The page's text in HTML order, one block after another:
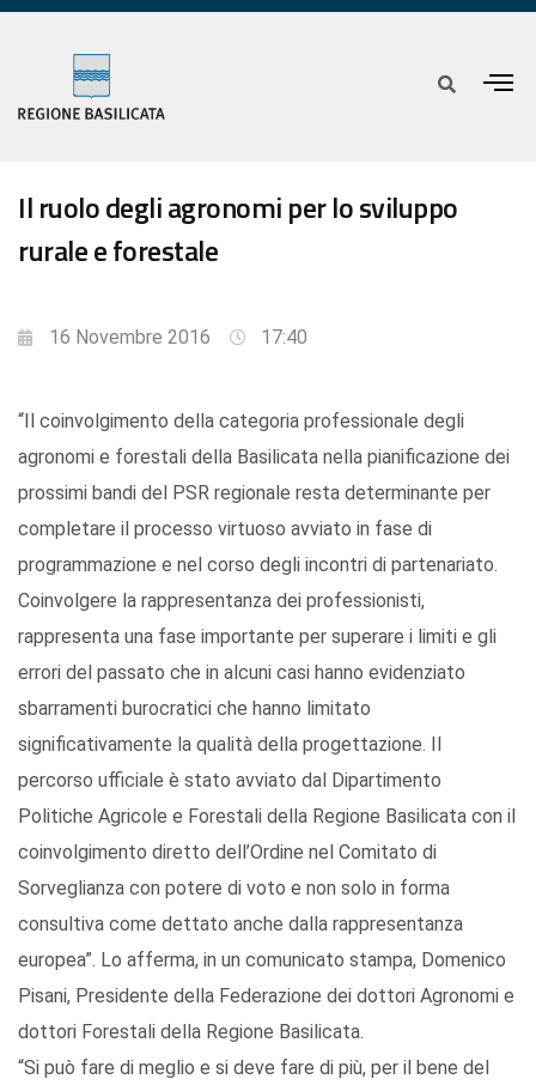
Il ruolo degli agronomi per lo sviluppo
rurale e forestale
16 Novembre 2016 17:40
“Il coinvolgimento della categoria professionale degli
agronomi e forestali della Basilicata nella pianificazione dei
prossimi bandi del PSR regionale resta determinante per
completare il processo virtuoso avviato in fase di
programmazione e nel corso degli incontri di partenariato.
Coinvolgere la rappresentanza dei professionisti,
rappresenta una fase importante per superare i limiti e gli
errori del passato che in alcuni casi hanno evidenziato
sbarramenti burocratici che hanno limitato
significativamente la qualità della progettazione. Il
percorso ufficiale è stato avviato dal Dipartimento
Politiche Agricole e Forestali della Regione Basilicata con il
coinvolgimento diretto dell’Ordine nel Comitato di
Sorveglianza con potere di voto e non solo in forma
consultiva come dettato anche dalla rappresentanza
europea”. Lo afferma, in un comunicato stampa, Domenico
Pisani, Presidente della Federazione dei dottori Agronomi e
dottori Forestali della Regione Basilicata.
“Si può fare di meglio e si deve fare di più, per il bene del